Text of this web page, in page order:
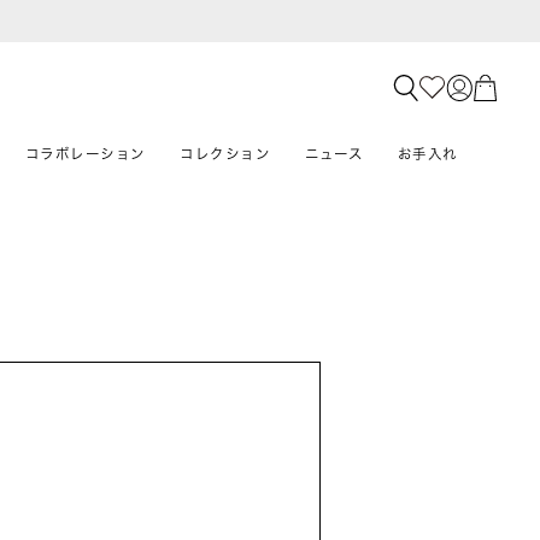
コラボレーション コレクション ニュース お手入れ